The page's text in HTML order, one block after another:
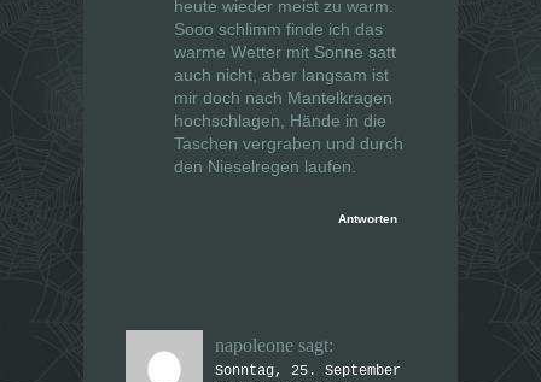
heute wieder meist zu warm.
Sooo schlimm finde ich das
warme Wetter mit Sonne satt
auch nicht, aber langsam ist
mir doch nach Mantelkragen
hochschlagen, Hände in die
Taschen vergraben und durch
den Nieselregen laufen.
Antworten
napoleone sagt:
Sonntag, 25. September